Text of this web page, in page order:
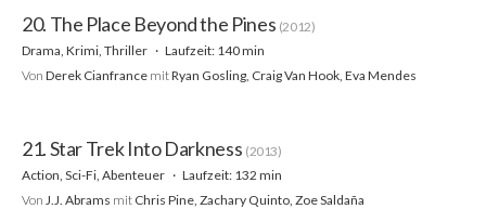
20. The Place Beyond the Pines (2012)
Drama, Krimi, Thriller
Laufzeit: 140 min
Von Derek Cianfrance mitRyan Gosling, Craig Van Hook, Eva Mendes
21. Star Trek Into Darkness (2013)
Action, Sci-Fi, Abenteuer
Laufzeit: 132 min
Von J.J. Abrams mit Chris Pine, Zachary Quinto, Zoe Saldaña